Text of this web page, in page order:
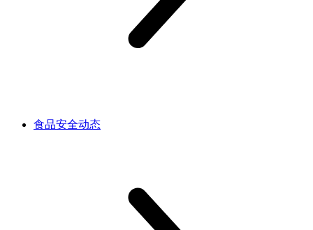
食品安全动态